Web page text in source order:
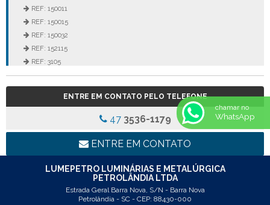
REF: 150011
REF: 150015
REF: 150032
REF: 152115
REF: 3105
REF: 3106
REF: 5105
LINHA LUMINÁRIA COMERCIAL DE EMBUTIR
REF: 102005
REF: 103005
REF: 105015
ENTRE EM CONTATO PELO TELEFONE
47 3536-1179
ENTRE EM CONTATO
LUMEPETRO LUMINÁRIAS E METALÚRGICA
PETROLÂNDIA LTDA
Estrada Geral Barra Nova, S/N - Barra Nova
Petrolândia - SC - CEP: 88430-000
chamar no
WhatsApp